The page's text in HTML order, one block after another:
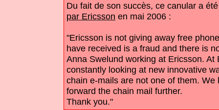
Du fait de son succès, ce canular a
par Ericsson en mai 2006 :
"Ericsson is not giving away free
have received is a fraud and there is
Anna Swelund working at Ericsson. At
constantly looking at new innovative
chain e-mails are not one of them. We
forward the chain mail further.
Thank you."